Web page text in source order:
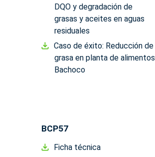
DQO y degradación de
grasas y aceites en aguas
residuales
Caso de éxito: Reducción de
grasa en planta de alimentos
Bachoco
BCP57
Ficha técnica